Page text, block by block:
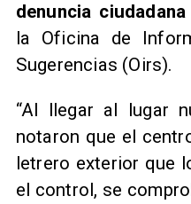
denuncia ciudadana
la Oficina de
Sugerencias (Oirs).
​“Al llegar al lugar
notaron que el
letrero exterior que
el control, se